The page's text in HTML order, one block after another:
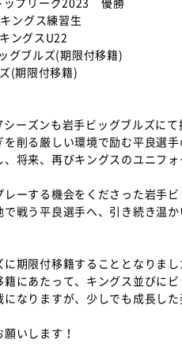
グス練習生
グスU22
ブルズ(期限付移籍)
期限付移籍)
ーズンも岩手ビッグブルズに
削る厳しい環境で励む平良選
将来、再びキングスのユニフ
ーする機会をくださった岩手
戦う平良選手へ、引き続き温
期限付移籍することとなりまし
にあたって、キングス並びに
なりますが、少しでも成長し
いします！